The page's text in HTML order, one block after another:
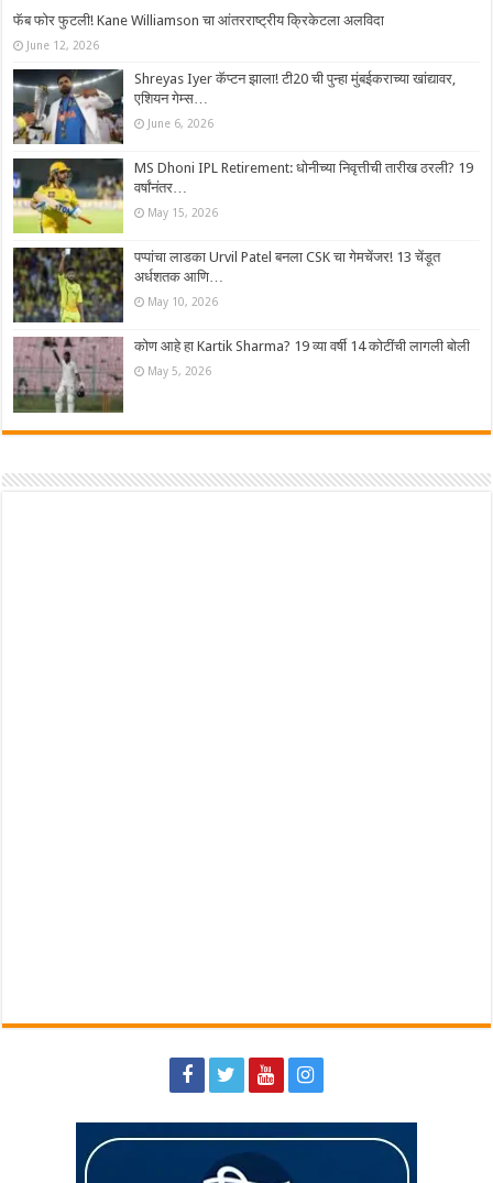
फॅब फोर फुटली! Kane Williamson चा आंतरराष्ट्रीय क्रिकेटला अलविदा
June 12, 2026
Shreyas Iyer कॅप्टन झाला! टी20 ची पुन्हा मुंबईकराच्या खांद्यावर,
एशियन गेम्स…
June 6, 2026
MS Dhoni IPL Retirement: धोनीच्या निवृत्तीची तारीख ठरली? 19
वर्षांनंतर…
May 15, 2026
पप्पांचा लाडका Urvil Patel बनला CSK चा गेमचेंजर! 13 चेंडूत
अर्धशतक आणि…
May 10, 2026
कोण आहे हा Kartik Sharma? 19 व्या वर्षी 14 कोटींची लागली बोली
May 5, 2026